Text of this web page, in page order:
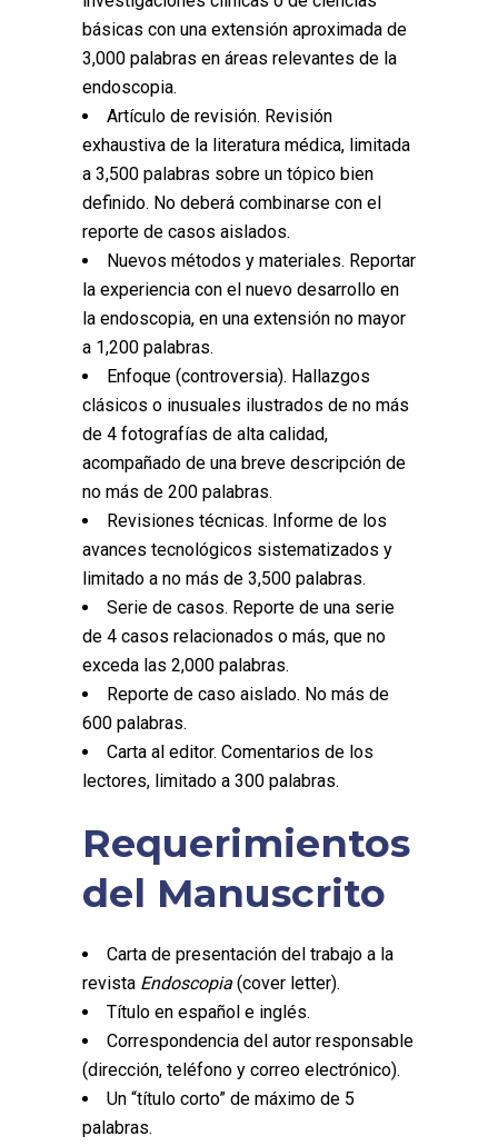
básicas con una extensión aproximada de
3,000 palabras en áreas relevantes de la
endoscopia.
Artículo de revisión. Revisión
exhaustiva de la literatura médica, limitada
a 3,500 palabras sobre un tópico bien
definido. No deberá combinarse con el
reporte de casos aislados.
Nuevos métodos y materiales. Reportar
la experiencia con el nuevo desarrollo en
la endoscopia, en una extensión no mayor
a 1,200 palabras.
Enfoque (controversia). Hallazgos
clásicos o inusuales ilustrados de no más
de 4 fotografías de alta calidad,
acompañado de una breve descripción de
no más de 200 palabras.
Revisiones técnicas. Informe de los
avances tecnológicos sistematizados y
limitado a no más de 3,500 palabras.
Serie de casos. Reporte de una serie
de 4 casos relacionados o más, que no
exceda las 2,000 palabras.
Reporte de caso aislado. No más de
600 palabras.
Carta al editor. Comentarios de los
lectores, limitado a 300 palabras.
Requerimientos
del Manuscrito
Carta de presentación del trabajo a la
revista Endoscopia (cover letter).
Título en español e inglés.
Correspondencia del autor responsable
(dirección, teléfono y correo electrónico).
Un “título corto” de máximo de 5
palabras.